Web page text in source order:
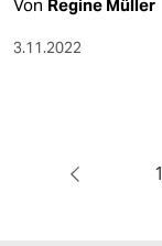
Von Regine Müller
3.11.2022
1